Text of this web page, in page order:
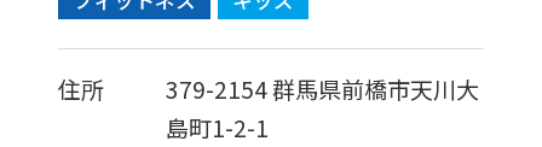
住所 379-2154群馬県前橋市天川大
島町1-2-1